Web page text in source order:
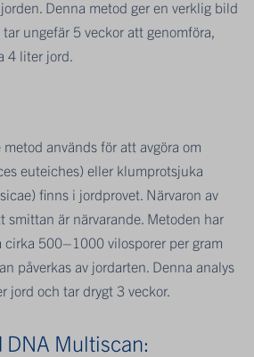
Denna metod ger en verklig bild
ungefär 5 veckor att genomföra,
4 liter jord.
används för att avgöra om
euteiches) eller klumprotsjuka
finns i jordprovet. Närvaron av
smittan är närvarande. Metoden har
cirka 500–1000 vilosporer per gram
påverkas av jordarten. Denna analys
jord och tar drygt 3 veckor.
DNA Multiscan: